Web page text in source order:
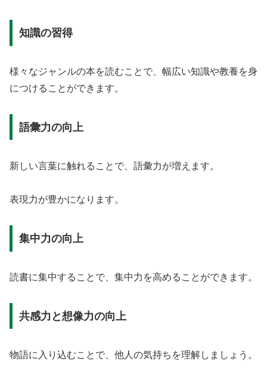
知識の習得
様々なジャンルの本を読むことで、幅広い知識や教養を身
につけることができます。
語彙力の向上
新しい言葉に触れることで、語彙力が増えます。
表現力が豊かになります。
集中力の向上
読書に集中することで、集中力を高めることができます。
共感力と想像力の向上
物語に入り込むことで、他人の気持ちを理解しましょう。